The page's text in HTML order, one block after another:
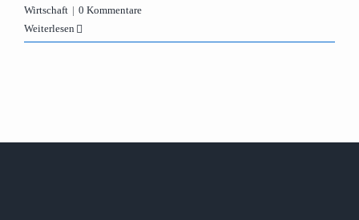
Wirtschaft | 0 Kommentare
Weiterlesen